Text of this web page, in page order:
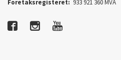
Foretaksregisteret: 933 921 360 MVA